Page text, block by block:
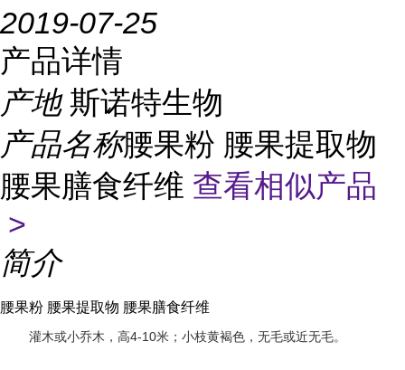
2019-07-25
产品详情
产地 斯诺特生物
产品名称腰果粉 腰果提取物
腰果膳食纤维 查看相似产品
>
简介
腰果粉 腰果提取物 腰果膳食纤维
灌木或小乔木，高4-10米；小枝黄褐色，无毛或近无毛。